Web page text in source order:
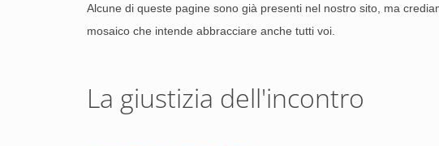
Alcune di queste pagine sono già presenti nel nostro sito, ma
mosaico che intende abbracciare anche tutti voi.
La giustizia dell'incontro